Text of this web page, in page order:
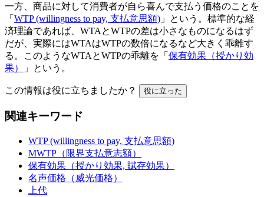
一方、商品に対して消費者が自ら喜んで支払う価格のことを
「 WTP (willingness to pay, 支払意思額) 」という。標準的な経
済理論であれば、WTAとWTPの差は小さなものになるはず
だが、実際にはWTAはWTPの数倍になるなど大きく乖離す
る。このようなWTAとWTPの乖離を「 保有効果（授かり効
果）
」という。
この情報は役に立ちましたか？ 役に立った
関連キーワード
WTP (willingness to pay, 支払意思額)
MWTP（限界支払意志額）
保有効果（授かり効果, 賦存効果）
名声価格（威光価格）
上代